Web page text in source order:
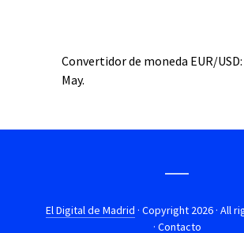
Convertidor de moneda EUR/USD
May.
El Digital de Madrid · Copyright 2026 · All
· Contacto